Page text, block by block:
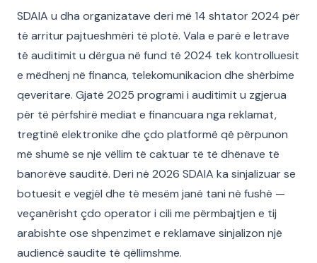
SDAIA u dha organizatave deri më 14 shtator 2024 për
të arritur pajtueshmëri të plotë. Vala e parë e letrave
të auditimit u dërgua në fund të 2024 tek kontrolluesit
e mëdhenj në financa, telekomunikacion dhe shërbime
qeveritare. Gjatë 2025 programi i auditimit u zgjerua
për të përfshirë mediat e financuara nga reklamat,
tregtinë elektronike dhe çdo platformë që përpunon
më shumë se një vëllim të caktuar të të dhënave të
banorëve sauditë. Deri në 2026 SDAIA ka sinjalizuar se
botuesit e vegjël dhe të mesëm janë tani në fushë —
veçanërisht çdo operator i cili me përmbajtjen e tij
arabishte ose shpenzimet e reklamave sinjalizon një
audiencë saudite të qëllimshme.